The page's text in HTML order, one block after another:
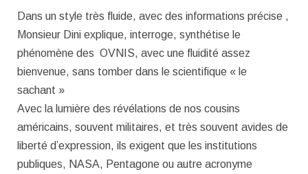
Dans un style très fluide, avec des informations précise ,
Monsieur Dini explique, interroge, synthétise le
phénomène des OVNIS, avec une fluidité assez
bienvenue, sans tomber dans le scientifique « le
sachant »
Avec la lumière des révélations de nos cousins
américains, souvent militaires, et très souvent avides de
liberté d’expression, ils exigent que les institutions
publiques, NASA, Pentagone ou autre acronyme